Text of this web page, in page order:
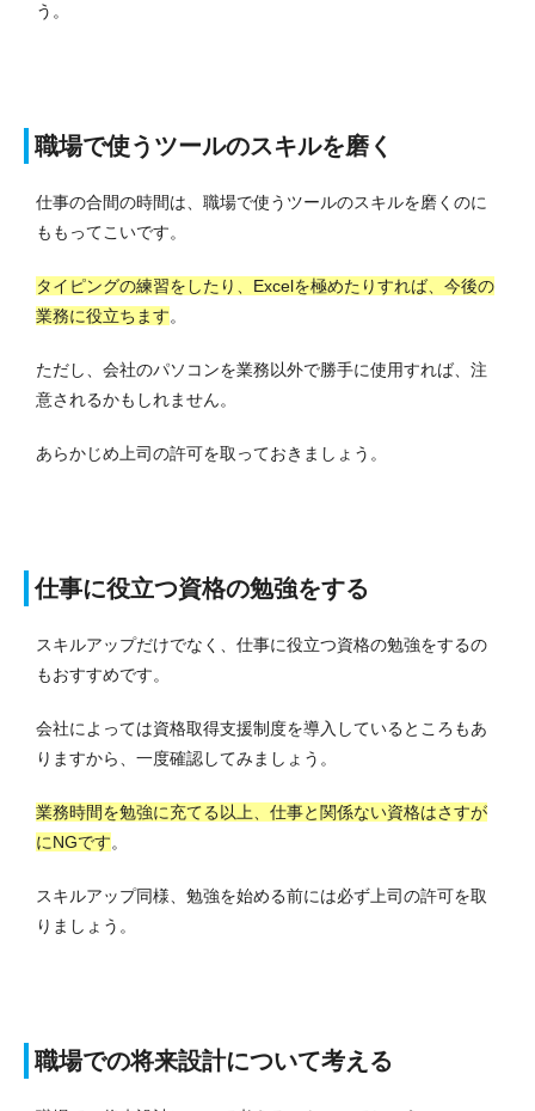
う。
職場で使うツールのスキルを磨く
仕事の合間の時間は、職場で使うツールのスキルを磨くのに
ももってこいです。
タイピングの練習をしたり、Excelを極めたりすれば、今後の
業務に役立ちます。
ただし、会社のパソコンを業務以外で勝手に使用すれば、注
意されるかもしれません。
あらかじめ上司の許可を取っておきましょう。
仕事に役立つ資格の勉強をする
スキルアップだけでなく、仕事に役立つ資格の勉強をするの
もおすすめです。
会社によっては資格取得支援制度を導入しているところもあ
りますから、一度確認してみましょう。
業務時間を勉強に充てる以上、仕事と関係ない資格はさすが
にNGです。
スキルアップ同様、勉強を始める前には必ず上司の許可を取
りましょう。
職場での将来設計について考える